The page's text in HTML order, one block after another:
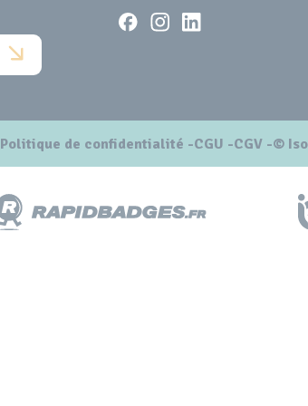
Politique de confidentialité CGU CGV ©